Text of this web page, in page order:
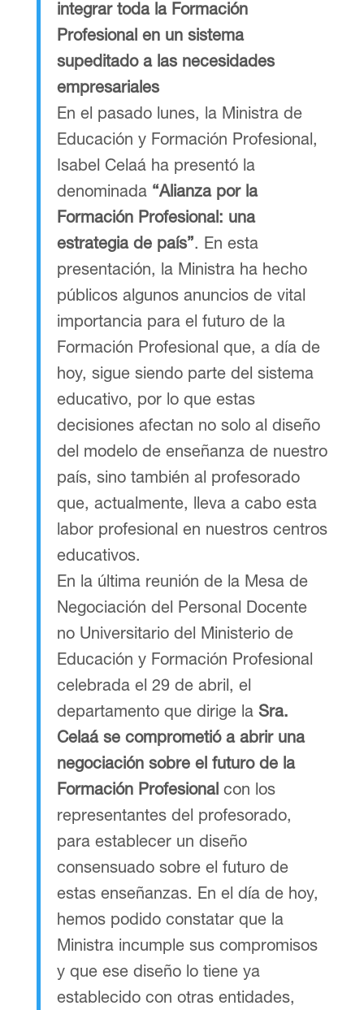
integrar toda la Formación
Profesional en un sistema
supeditado a las necesidades
empresariales
En el pasado lunes, la Ministra de
Educación y Formación Profesional,
Isabel Celaá ha presentó la
denominada “Alianza por la
Formación Profesional: una
estrategia de país”. En esta
presentación, la Ministra ha hecho
públicos algunos anuncios de vital
importancia para el futuro de la
Formación Profesional que, a día de
hoy, sigue siendo parte del sistema
educativo, por lo que estas
decisiones afectan no solo al diseño
del modelo de enseñanza de nuestro
país, sino también al profesorado
que, actualmente, lleva a cabo esta
labor profesional en nuestros centros
educativos.
En la última reunión de la Mesa de
Negociación del Personal Docente
no Universitario del Ministerio de
Educación y Formación Profesional
celebrada el 29 de abril, el
departamento que dirige la Sra.
Celaá se comprometió a abrir una
negociación sobre el futuro de la
Formación Profesionalcon los
representantes del profesorado,
para establecer un diseño
consensuado sobre el futuro de
estas enseñanzas. En el día de hoy,
hemos podido constatar que la
Ministra incumple sus compromisos
y que ese diseño lo tiene ya
establecido con otras entidades,